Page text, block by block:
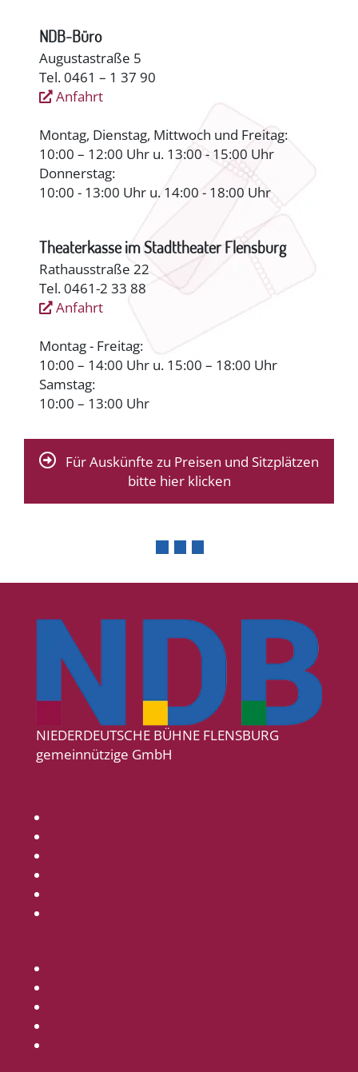
NDB-Büro
Augustastraße 5
Tel. 0461 – 1 37 90
Anfahrt
Montag, Dienstag, Mittwoch und Freitag:
10:00 – 12:00 Uhr u. 13:00 - 15:00 Uhr
Donnerstag:
10:00 - 13:00 Uhr u. 14:00 - 18:00 Uhr
Theaterkasse im Stadttheater Flensburg
Rathausstraße 22
Tel. 0461-2 33 88
Anfahrt
Montag - Freitag:
10:00 – 14:00 Uhr u. 15:00 – 18:00 Uhr
Samstag:
10:00 – 13:00 Uhr
Für Auskünfte zu Preisen und Sitzplätzen
bitte hier klicken
NIEDERDEUTSCHE BÜHNE FLENSBURG
gemeinnützige GmbH